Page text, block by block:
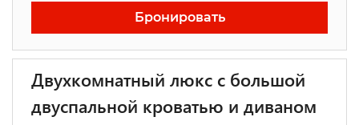
Бронировать
Двухкомнатный люкс с большой
двуспальной кроватью и диваном